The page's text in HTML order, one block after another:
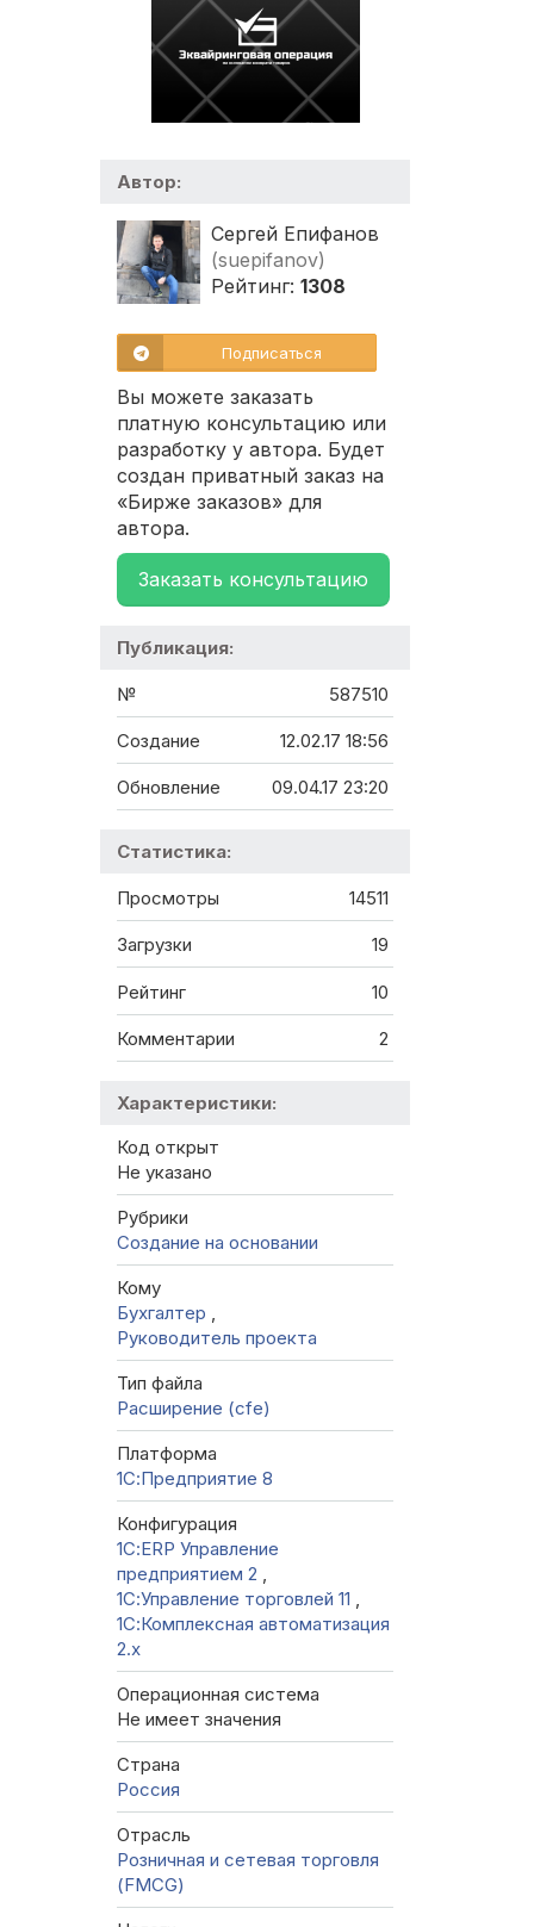
Автор:
Сергей Епифанов
(suepifanov)
Рейтинг: 1308
Подписаться
Вы можете заказать
платную консультацию или
разработку у автора. Будет
создан приватный заказ на
«Бирже заказов» для
автора.
Заказать консультацию
Публикация:
№ 587510
Создание 12.02.17 18:56
Обновление 09.04.17 23:20
Статистика:
Просмотры 14511
Загрузки 19
Рейтинг 10
Комментарии 2
Характеристики:
Код открыт
Не указано
Рубрики
Создание на основании
Кому
Бухгалтер ,
Руководитель проекта
Тип файла
Расширение (cfe)
Платформа
1С:Предприятие 8
Конфигурация
1С:ERP Управление
предприятием 2 ,
1С:Управление торговлей 11 ,
1С:Комплексная автоматизация
2.х
Операционная система
Не имеет значения
Страна
Россия
Отрасль
Розничная и сетевая торговля
(FMCG)